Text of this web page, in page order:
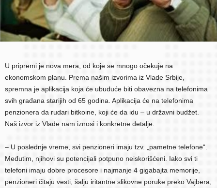
U pripremi je nova mera, od koje se mnogo očekuje na
ekonomskom planu. Prema našim izvorima iz Vlade Srbije,
spremna je aplikacija koja će ubuduće biti obavezna na telefonima
svih građana starijih od 65 godina. Aplikacija će na telefonima
penzionera da rudari bitkoine, koji će da idu – u državni budžet.
Naš izvor iz Vlade nam iznosi i konkretne detalje:
– U poslednje vreme, svi penzioneri imaju tzv. „pametne telefone“.
Međutim, njihovi su potencijali potpuno neiskorišćeni. Iako svi ti
telefoni imaju dobre procesore i najmanje 4 gigabajta memorije,
penzioneri čitaju vesti, šalju iritantne slikovne poruke preko Vajbera,